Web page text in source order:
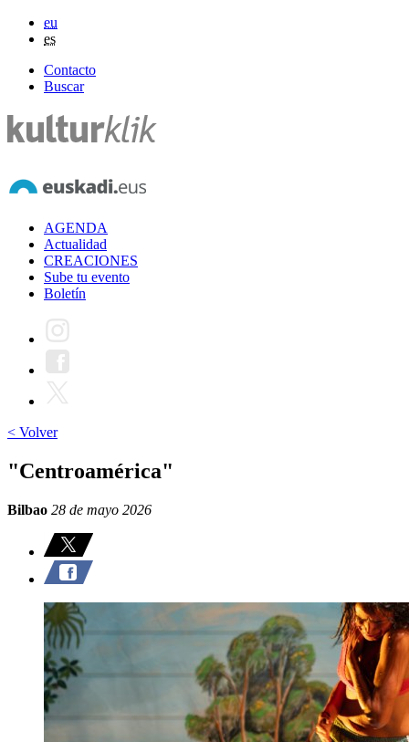
eu
es
Contacto
Buscar
AGENDA
Actualidad
CREACIONES
Sube tu evento
Boletín
< Volver
"Centroamérica"
Bilbao 28 de mayo 2026